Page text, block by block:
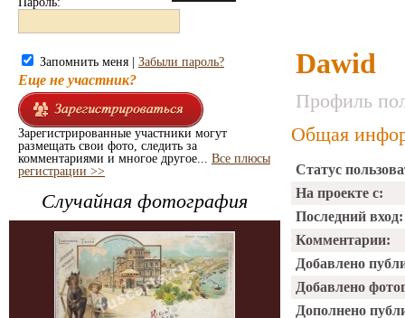
Запомнить меня | Забыли пароль?
Еще не участник?
Зарегистрированные участники могут
размещать свои фото, следить за
комментариями и многое другое... Все плюсы
регистрации >>
Случайная фотография
Dawid
Профиль
Общая
Статус
На проекте с:
Последний вход:
Комментарии:
Добавлено
Добавлено
Дополнено